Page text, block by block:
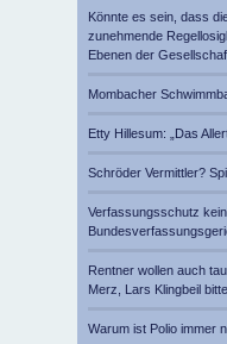
Könnte es sein, dass
zunehmende
Ebenen der
Mombacher
Etty Hillesum: „Das
Schröder Vermittler?
Verfassungsschutz
Rentner wollen auch
Merz, Lars Klingbeil
Warum ist Polio immer